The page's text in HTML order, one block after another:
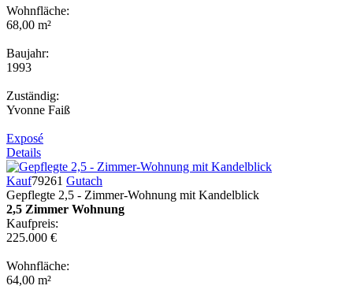
Wohnfläche:
68,00 m²
Baujahr:
1993
Zuständig:
Yvonne Faiß
Exposé
Details
Kauf79261 Gutach
Gepflegte 2,5 - Zimmer-Wohnung mit Kandelblick
2,5 Zimmer Wohnung
Kaufpreis:
225.000 €
Wohnfläche:
64,00 m²